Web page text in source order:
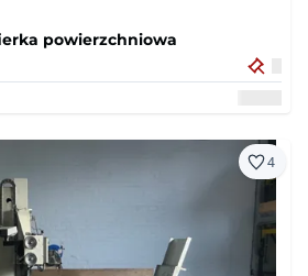
powierzchniowa
4